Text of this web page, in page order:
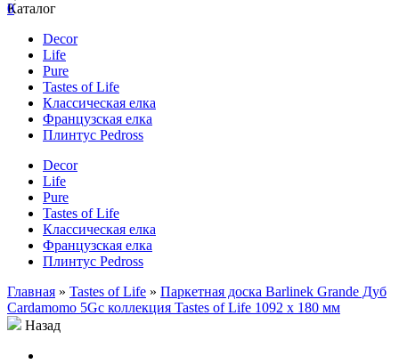
0
Каталог
Decor
Life
Pure
Tastes of Life
Классическая елка
Французская елка
Плинтус Pedross
Decor
Life
Pure
Tastes of Life
Классическая елка
Французская елка
Плинтус Pedross
Главная » Tastes of Life » Паркетная доска Barlinek Grande Дуб
Cardamomo 5Gc коллекция Tastes of Life 1092 x 180 мм
Назад